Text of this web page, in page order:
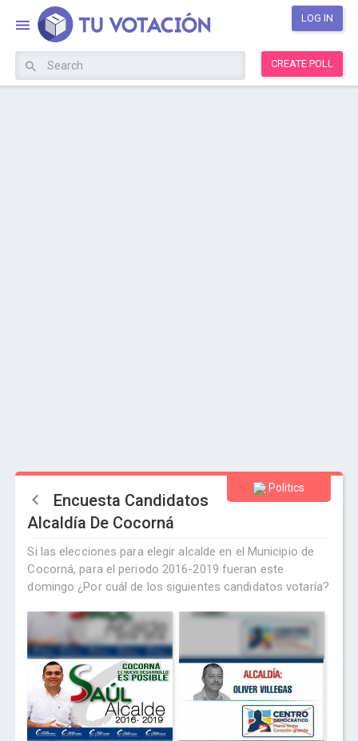
LOG IN
CREATE POLL
Politics
Encuesta Candidatos
Alcaldía De Cocorná
Si las elecciones para elegir alcalde en el Municipio de
Cocorná, para el periodo 2016-2019 fueran este
domingo ¿Por cuál de los siguientes candidatos votaría?